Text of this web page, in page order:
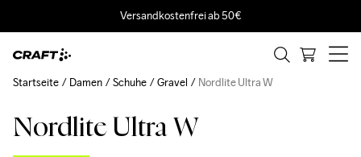
Versandkostenfrei ab 50€
Nordlite Ultra W
Startseite Damen Schuhe Gravel Nordlite Ultra W
Outlet